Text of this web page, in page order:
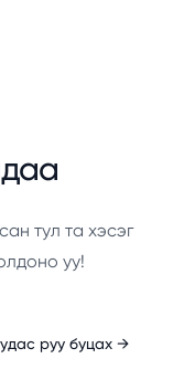
тул та хэсэг
уу!
руу буцах →